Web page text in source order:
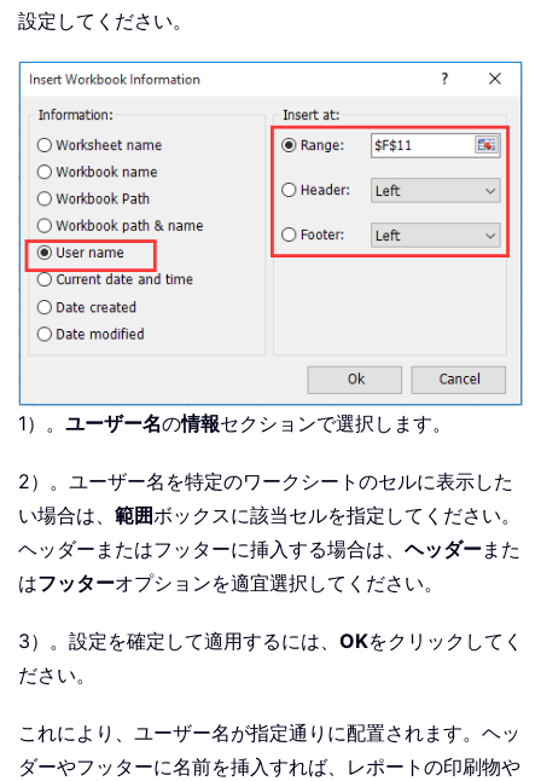
設定してください。
1）。 ユーザー名の情報セクションで選択します。
2）。ユーザー名を特定のワークシートのセルに表示した
い場合は、 範囲ボックスに該当セルを指定してください。
ヘッダーまたはフッターに挿入する場合は、 ヘッダーまた
はフッターオプションを適宜選択してください。
3）。設定を確定して適用するには、 OKをクリックしてく
ださい。
これにより、ユーザー名が指定通りに配置されます。ヘッ
ダーやフッターに名前を挿入すれば、レポートの印刷物や